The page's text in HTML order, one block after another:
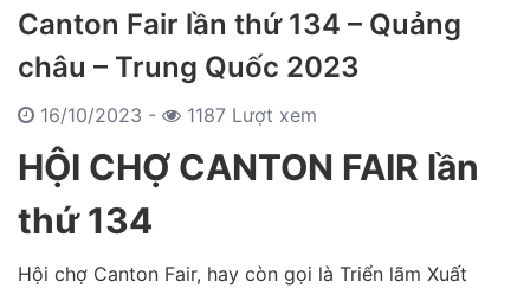
Canton Fair lần thứ 134 – Quảng
châu – Trung Quốc 2023
16/10/2023 - 1187 Lượt xem
HỘI CHỢ CANTON FAIR lần
thứ 134
Hội chợ Canton Fair, hay còn gọi là Triển lãm Xuất